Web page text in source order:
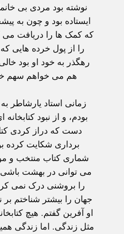
نوشته بود مردی بی
ايستاده بود و چون به
که کمک ها را دريافت می
را از پول خرده هايی
رهگذر به خود او بود
هم می خواهم سهم
زمانی استاد يارشاطر
بودم، و از نبود
دست که دراز کردی
برداری شکايت کرده
شماری کتاب منتخب و
می توانی در بهشت
را بروشنی درک نمی
جهان را بيشتر شناختم
او آفرين گفتم. هيچ
مثل زندگی. اما زندگی